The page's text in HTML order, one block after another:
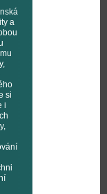
a
si
i